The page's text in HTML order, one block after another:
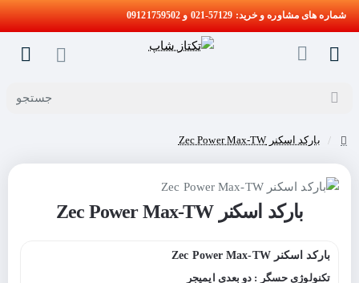
شماره های مشاوره و خرید: 57129-021 و 09121759502
جستجو
بارکد اسکنر Zec Power Max-TW
بارکد اسکنر Zec Power Max-TW
بارکد اسکنر Zec Power Max-TW
تکنولوژی حسگر : دو بعدی ایمیجر